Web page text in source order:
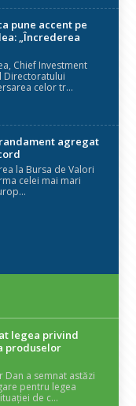
pune accent pe
„Încrederea
Chief Investment
Directoratului
celor tr...
agregat
la Bursa de Valori
celei mai mari
legea privind
produselor
Dan a semnat astăzi
pentru legea
de c...